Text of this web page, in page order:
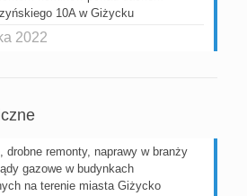
10A w Giżycku
2022
drobne remonty, naprawy w branży
gazowe w budynkach
na terenie miasta Giżycko